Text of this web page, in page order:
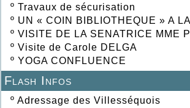
º Travaux de sécurisation
º UN « COIN BIBLIOTHEQUE » A
º VISITE DE LA SENATRICE MME
º Visite de Carole DELGA
º YOGA CONFLUENCE
Flash Infos
º Adressage des Villesséquois